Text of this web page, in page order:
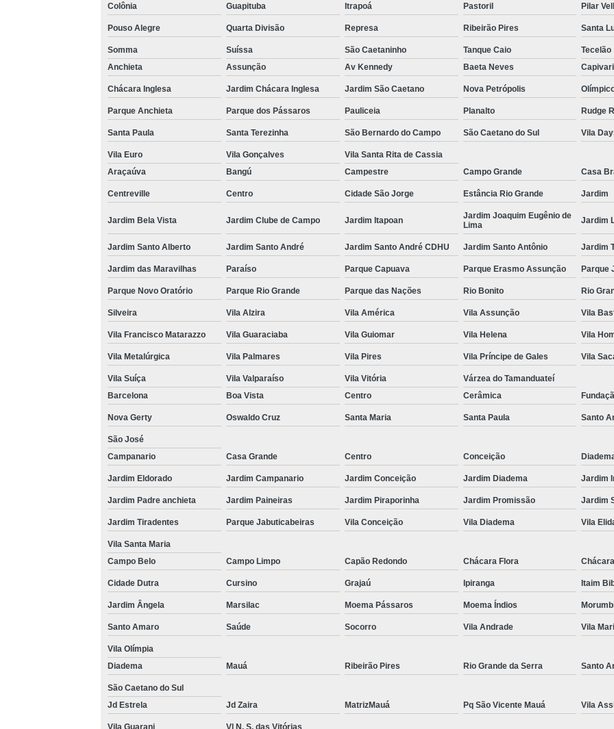
Espelho de
Espelho Decorativo
Espelho Grande para
Espelho para
Espelho para
Guarda Corpo de
Guarda Corpo
Guarda Corpo de
Guarda Corpo de
Janela de Vidro
Colônia Guapituba Itrapoá Pastoril Pilar
Pouso Alegre Quarta Divisão Represa Ribeirão Pires Santa
Somma Suíssa São Caetaninho Tanque Caio
Tecelão
Anchieta
Assunção Av Kennedy Baeta Neves Capivari
Chácara Inglesa Jardim Chácara Inglesa Jardim São Caetano Nova Petrópolis
Parque Anchieta Parque dos Pássaros Pauliceia Planalto Rudge
Santa Paula Santa Terezinha São Bernardo do Campo São Caetano do Sul Vila
Vila Euro Vila Gonçalves
Vila Santa Rita de Cassia
Araçaúva
Bangú Campestre Campo Grande Casa
Centreville Centro Cidade São Jorge Estância Rio Grande Jardim
Jardim Bela Vista Jardim Clube de Campo Jardim Itapoan
Jardim Joaquim Eugênio de
Lima
Jardim
Jardim Santo Alberto Jardim Santo André Jardim Santo André CDHU Jardim Santo Antônio Jardim
Jardim das Maravilhas Paraíso Parque Capuava Parque Erasmo Assunção Parque
Parque Novo Oratório Parque Rio Grande Parque das Nações Rio Bonito Rio
Silveira Vila Alzira Vila América Vila Assunção Vila
Vila Francisco Matarazzo Vila Guaraciaba Vila Guiomar Vila Helena Vila
Vila Metalúrgica Vila Palmares Vila Pires Vila Príncipe de Gales Vila
Vila Suíça Vila Valparaíso Vila Vitória
Várzea do Tamanduateí
Barcelona
Boa Vista Centro Cerâmica
Nova Gerty Oswaldo Cruz Santa Maria Santa Paula Santo
São José
Campanario
Casa Grande Centro Conceição
Jardim Eldorado Jardim Campanario Jardim Conceição Jardim Diadema Jardim
Jardim Padre anchieta Jardim Paineiras Jardim Piraporinha Jardim Promissão Jardim
Jardim Tiradentes Parque Jabuticabeiras Vila Conceição Vila Diadema Vila
Vila Santa Maria
Campo Belo
Campo Limpo Capão Redondo Chácara Flora
Cidade Dutra Cursino Grajaú Ipiranga Itaim
Jardim Ângela Marsilac Moema Pássaros Moema Índios
Santo Amaro Saúde Socorro Vila Andrade Vila
Vila Olímpia
Diadema
Mauá Ribeirão Pires Rio Grande da Serra Santo
São Caetano do Sul
Jd Estrela
Jd Zaira MatrizMauá Pq São Vicente Mauá Vila
Vila Guarani Vl N. S. das Vitórias